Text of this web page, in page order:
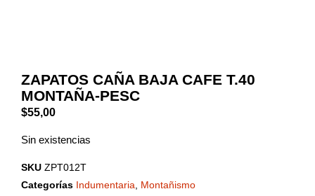
ZAPATOS CAÑA BAJA CAFE T.40
MONTAÑA-PESC
$55,00
Sin existencias
SKU ZPT012T
Categorías Indumentaria, Montañismo